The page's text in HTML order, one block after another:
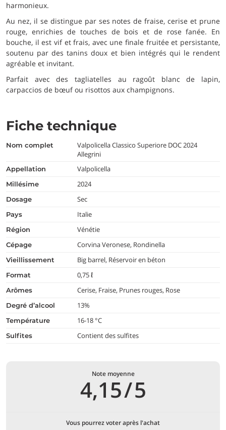
harmonieux.
Au nez, il se distingue par ses notes de fraise, cerise et prune
rouge, enrichies de touches de bois et de rose fanée. En
bouche, il est vif et frais, avec une finale fruitée et persistante,
soutenu par des tanins doux et bien intégrés qui le rendent
agréable et invitant.
Parfait avec des tagliatelles au ragoût blanc de lapin,
carpaccios de bœuf ou risottos aux champignons.
Fiche technique
nom complet
Valpolicella Classico Superiore DOC 2024
Allegrini
appellation Valpolicella
millésime 2024
dosage Sec
pays Italie
région Vénétie
cépage Corvina Veronese, Rondinella
vieillissement Big barrel, Réservoir en béton
format 0,75 ℓ
arômes Cerise, Fraise, Prunes rouges, Rose
degré d’alcool 13%
température 16-18 °C
Sulfites Contient des sulfites
Note moyenne
4,15/5
Vous pourrez voter après l'achat